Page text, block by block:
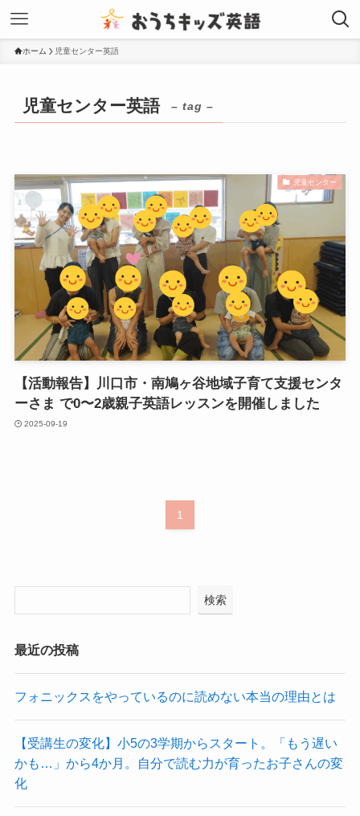
ホーム 児童センター英語
児童センター英語 – tag –
児童センター
【活動報告】川口市・南鳩ヶ谷地域子育て支援センタ
ーさま で0〜2歳親子英語レッスンを開催しました
2025-09-19
1
検索
最近の投稿
フォニックスをやっているのに読めない本当の理由とは
【受講生の変化】小5の3学期からスタート。「もう遅い
かも…」から4か月。自分で読む力が育ったお子さんの変
化